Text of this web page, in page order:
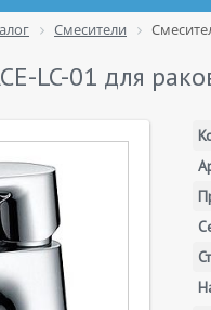
Смесители
LC-01 для